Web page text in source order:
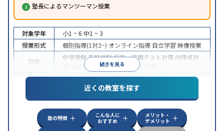
塾長によるマンツーマン授業
続きを見る
対象学年 小1 ~ 6 中1 ~ 3
授業形式
個別指導(1対2~) オンライン指導 自立学習 映像授業
目的
中学受験高校受験授業・定期テスト対策 内申点対
学習習慣の定着学校別特化対策
授業の振替可能不登校生に対応学習にPC・タブレ
ットを利用オンライン対応1科目から受講可能
節講習のみの受講可
近くの教室を探す
塾の特徴
こんな人に
おすすめ
メリット・
デメリット